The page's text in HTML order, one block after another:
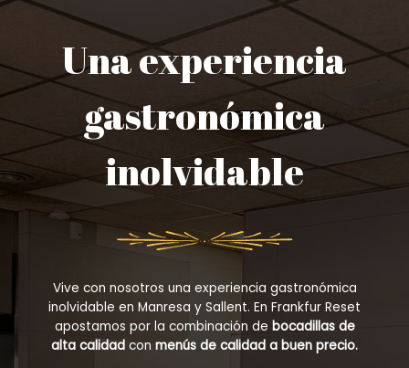
Una experiencia
gastronómica
inolvidable
Vive con nosotros una experiencia gastronómica
inolvidable en Manresa y Sallent. En Frankfur Reset
apostamos por la combinación de bocadillas de
alta calidad con menús de calidad a buen precio.